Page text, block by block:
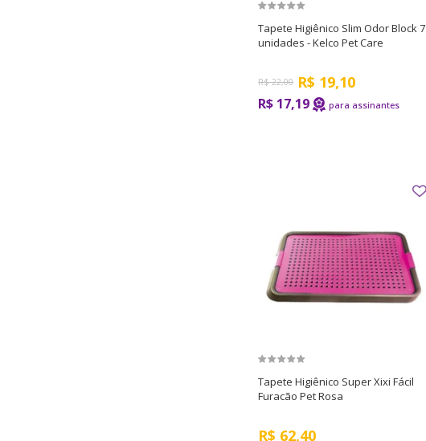
Tapete Higiênico Slim Odor Block 7
unidades - Kelco Pet Care
R$ 22,00 R$ 19,10
R$ 17,19
Tapete Higiênico Super Xixi Fácil
Furacão Pet Rosa
R$ 62,40